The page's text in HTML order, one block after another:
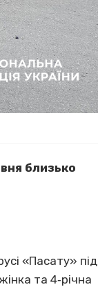
близько
«Пасату» під
та 4‐річна